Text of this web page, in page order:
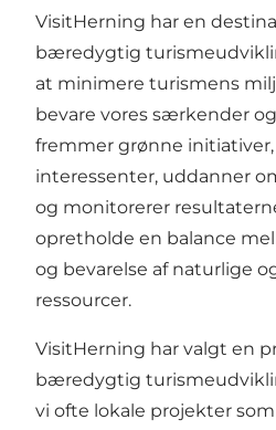
VisitHerning har en
bæredygtig
at minimere turismens
bevare vores særkender
fremmer grønne
interessenter, uddanner
og monitorerer
opretholde en balance
og bevarelse af naturlige
ressourcer.
VisitHerning har valgt en
bæredygtig
vi ofte lokale projekter som